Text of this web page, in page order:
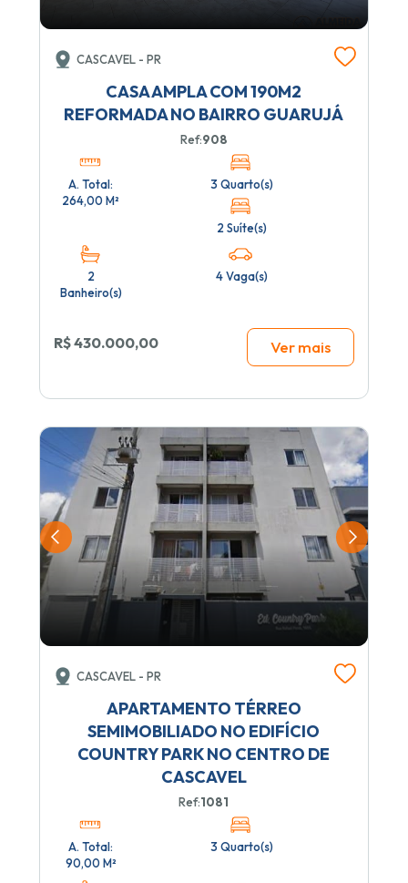
CASCAVEL - PR
CASA AMPLA COM 190M2
REFORMADA NO BAIRRO GUARUJÁ
Ref:908
A. Total:
264,00 M²
3 Quarto(s)
2 Suíte(s)
2
Banheiro(s)
4 Vaga(s)
R$ 430.000,00 Ver mais
CASCAVEL - PR
APARTAMENTO TÉRREO
SEMIMOBILIADO NO EDIFÍCIO
COUNTRY PARK NO CENTRO DE
CASCAVEL
Ref:1081
A. Total:
90,00 M²
3 Quarto(s)